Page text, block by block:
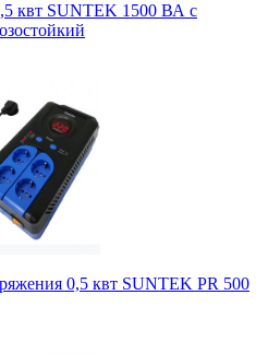
квт SUNTEK 1500 ВА с
0,5 квт SUNTEK PR 500